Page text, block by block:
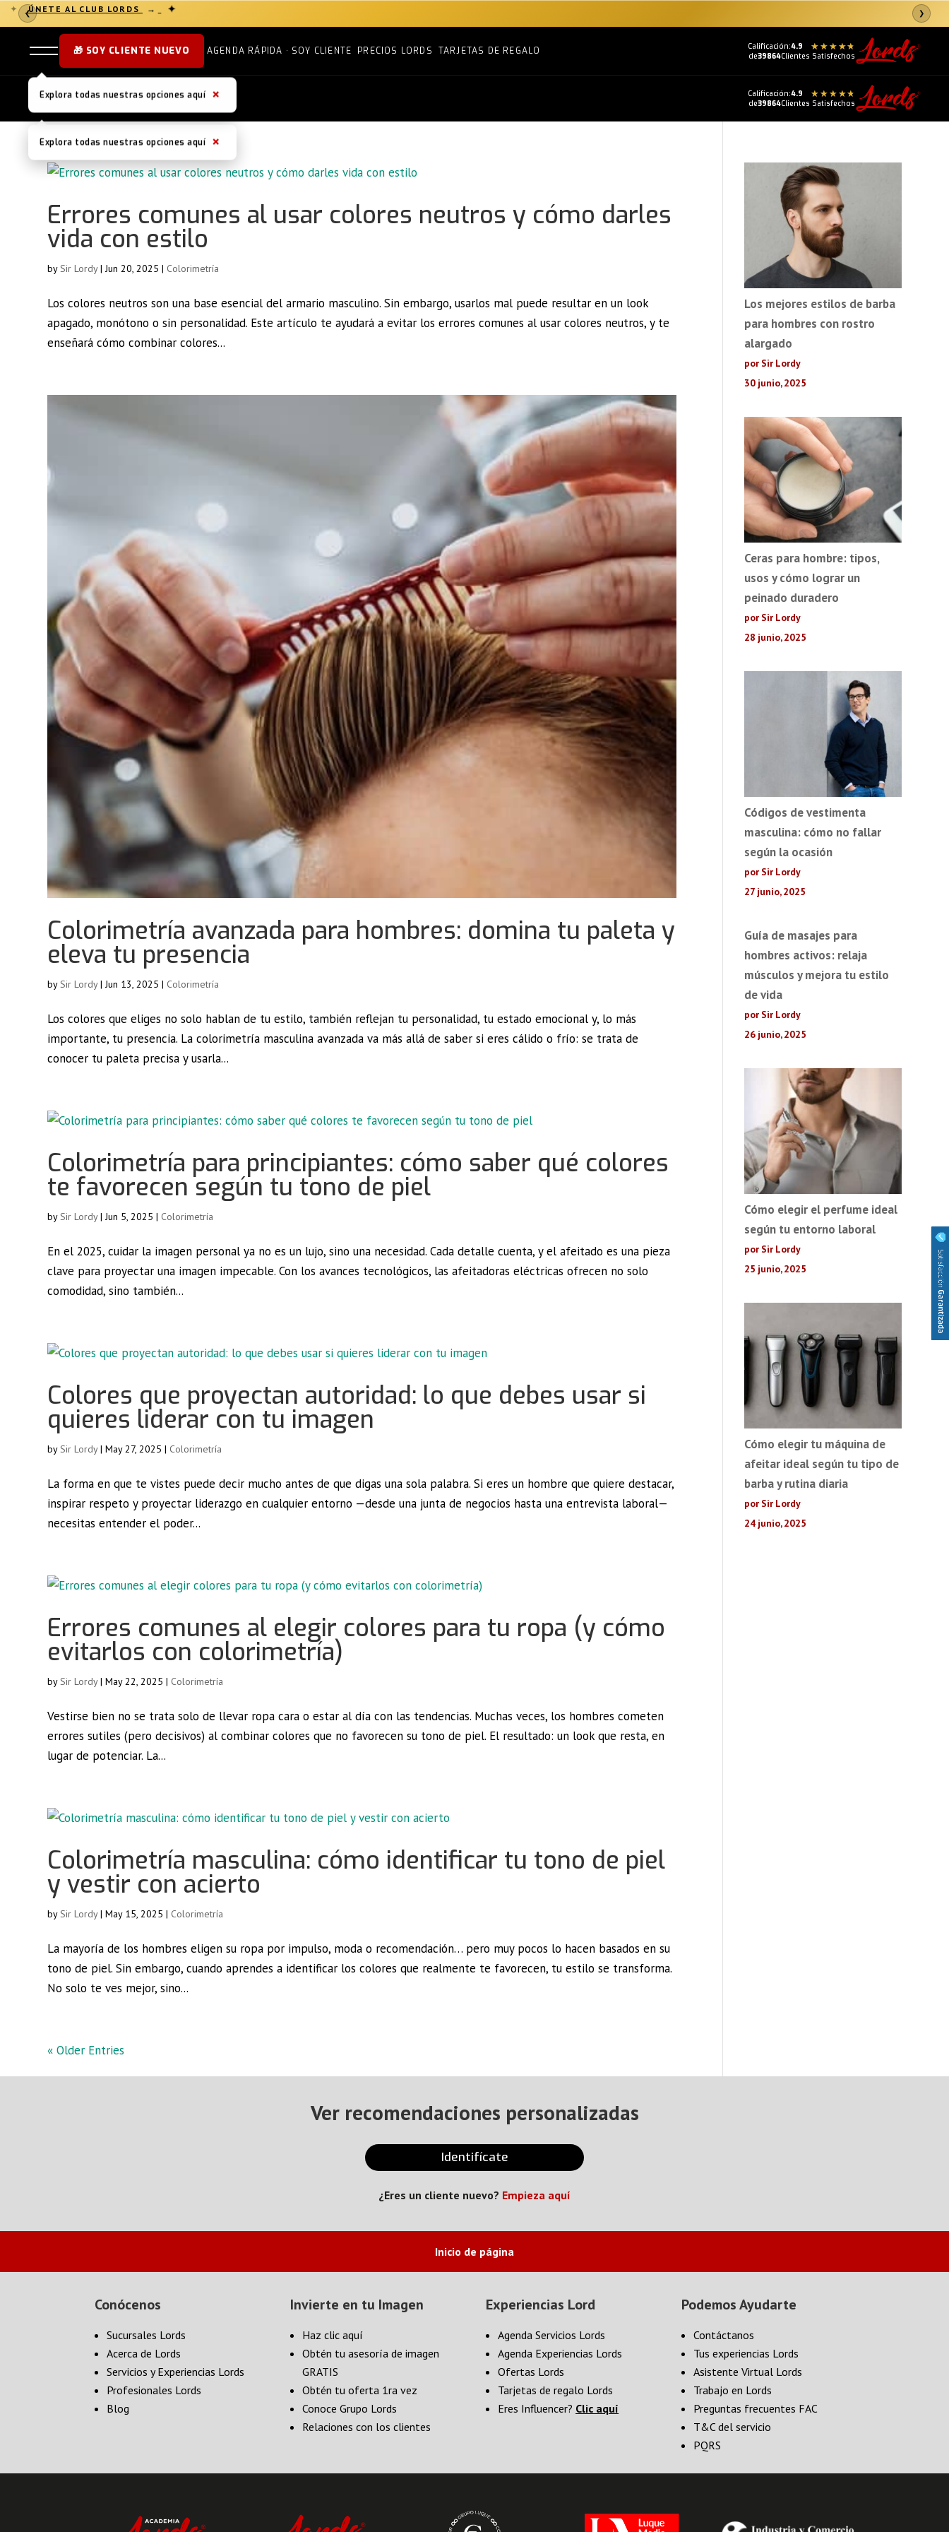
❮ ❯
✦ ÚNETE AL CLUB LORDS → ✦
Explora todas nuestras opciones aquí ×
🎁 SOY CLIENTE NUEVO AGENDA RÁPIDA · SOY CLIENTE PRECIOS LORDS TARJETAS DE REGALO Calificación:4.9
de39864Clientes Satisfechos
Explora todas nuestras opciones aquí ×
Calificación:4.9
de39864Clientes Satisfechos
Errores comunes al usar colores neutros y cómo darles
vida con estilo
bySir Lordy|Jun 20, 2025 | Colorimetría
Los colores neutros son una base esencial del armario masculino. Sin embargo, usarlos mal puede resultar en un look
apagado, monótono o sin personalidad. Este artículo te ayudará a evitar los errores comunes al usar colores neutros, y te
enseñará cómo combinar colores...
Colorimetría avanzada para hombres: domina tu paleta y
eleva tu presencia
bySir Lordy|Jun 13, 2025 | Colorimetría
Los colores que eliges no solo hablan de tu estilo, también reflejan tu personalidad, tu estado emocional y, lo más
importante, tu presencia. La colorimetría masculina avanzada va más allá de saber si eres cálido o frío: se trata de
conocer tu paleta precisa y usarla...
Colorimetría para principiantes: cómo saber qué colores
te favorecen según tu tono de piel
bySir Lordy|Jun 5, 2025 | Colorimetría
En el 2025, cuidar la imagen personal ya no es un lujo, sino una necesidad. Cada detalle cuenta, y el afeitado es una pieza
clave para proyectar una imagen impecable. Con los avances tecnológicos, las afeitadoras eléctricas ofrecen no solo
comodidad, sino también...
Colores que proyectan autoridad: lo que debes usar si
quieres liderar con tu imagen
bySir Lordy|May 27, 2025 | Colorimetría
La forma en que te vistes puede decir mucho antes de que digas una sola palabra. Si eres un hombre que quiere destacar,
inspirar respeto y proyectar liderazgo en cualquier entorno —desde una junta de negocios hasta una entrevista laboral—
necesitas entender el poder...
Errores comunes al elegir colores para tu ropa (y cómo
evitarlos con colorimetría)
bySir Lordy|May 22, 2025 | Colorimetría
Vestirse bien no se trata solo de llevar ropa cara o estar al día con las tendencias. Muchas veces, los hombres cometen
errores sutiles (pero decisivos) al combinar colores que no favorecen su tono de piel. El resultado: un look que resta, en
lugar de potenciar. La...
Colorimetría masculina: cómo identificar tu tono de piel
y vestir con acierto
bySir Lordy|May 15, 2025 | Colorimetría
La mayoría de los hombres eligen su ropa por impulso, moda o recomendación… pero muy pocos lo hacen basados en su
tono de piel. Sin embargo, cuando aprendes a identificar los colores que realmente te favorecen, tu estilo se transforma.
No solo te ves mejor, sino...
« Older Entries
Los mejores estilos de barba
para hombres con rostro
alargado
por Sir Lordy
30 junio, 2025
Ceras para hombre: tipos,
usos y cómo lograr un
peinado duradero
por Sir Lordy
28 junio, 2025
Códigos de vestimenta
masculina: cómo no fallar
según la ocasión
por Sir Lordy
27 junio, 2025
Guía de masajes para
hombres activos: relaja
músculos y mejora tu estilo
de vida
por Sir Lordy
26 junio, 2025
Cómo elegir el perfume ideal
según tu entorno laboral
por Sir Lordy
25 junio, 2025
Cómo elegir tu máquina de
afeitar ideal según tu tipo de
barba y rutina diaria
por Sir Lordy
24 junio, 2025
Ver recomendaciones personalizadas
Identifícate
¿Eres un cliente nuevo? Empieza aquí
Inicio de página
Conócenos
Sucursales Lords
Acerca de Lords
Servicios y Experiencias Lords
Profesionales Lords
Blog
Invierte en tu Imagen
Haz clic aquí
Obtén tu asesoría de imagen
GRATIS
Obtén tu oferta 1ra vez
Conoce Grupo Lords
Relaciones con los clientes
Experiencias Lord
Agenda Servicios Lords
Agenda Experiencias Lords
Ofertas Lords
Tarjetas de regalo Lords
Eres Influencer? Clic aquí
Podemos Ayudarte
Contáctanos
Tus experiencias Lords
Asistente Virtual Lords
Trabajo en Lords
Preguntas frecuentes FAC
T&C del servicio
PQRS